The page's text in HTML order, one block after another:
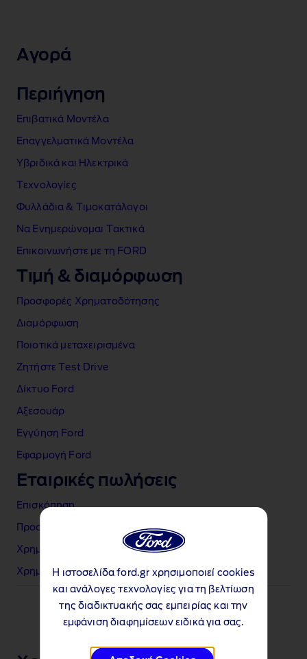
Η ιστοσελίδα ford.gr χρησιμοποιεί cookies
και ανάλογες τεχνολογίες για τη βελτίωση
της διαδικτυακής σας εμπειρίας και την
εμφάνιση διαφημίσεων ειδικά για σας.
Αγορά
Περιήγηση
Επιβατικά Μοντέλα
Επαγγελματικά Μοντέλα
Υβριδικά και Ηλεκτρικά
Τεχνολογίες
Φυλλάδια & Τιμοκατάλογοι
Να Ενημερώνομαι Τακτικά
Επικοινωνήστε με τη FORD
Τιμή & διαμόρφωση
Προσφορές Χρηματοδότησης
Διαμόρφωση
Ποιοτικά μεταχειρισμένα
Ζητήστε Test Drive
Δίκτυο Ford
Αξεσουάρ
Εγγύηση Ford
Εφαρμογή Ford
Εταιρικές πωλήσεις
Επισκόπηση
Προσφορές Ford Lease
Χρηματοδότηση Επιχειρήσεων
Χρηματοδότηση Επαγγελματικών Αυτοκινήτων